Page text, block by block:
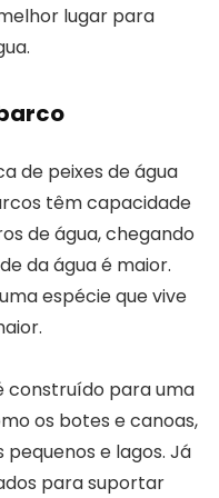
lugar para
de peixes de água
têm capacidade
de água, chegando
da água é maior.
espécie que vive
construído para uma
os botes e canoas,
e lagos. Já
para suportar